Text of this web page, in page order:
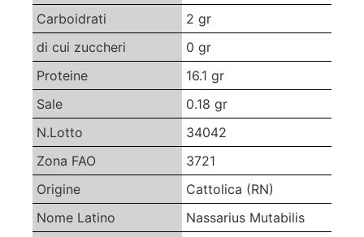
Carboidrati
2 gr
di cui zuccheri
0 gr
Proteine
16.1 gr
Sale
0.18 gr
N.Lotto
34042
Zona FAO
3721
Origine
Cattolica (RN)
Nome Latino
Nassarius Mutabilis